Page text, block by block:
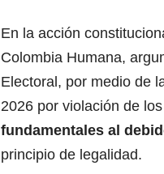
En la acción
Colombia Humana,
Electoral, por medio de
2026 por violación de
fundamentales al
principio de legalidad.